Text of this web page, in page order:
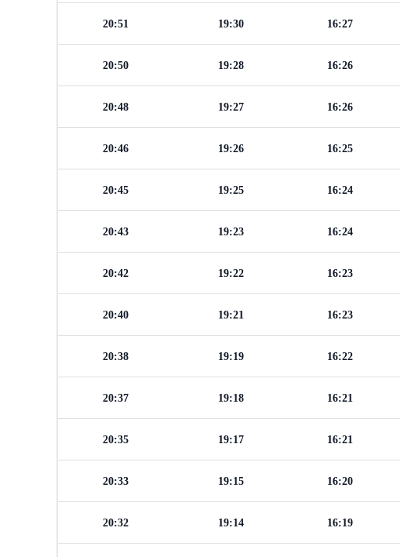
16:27
19:30
20:51
16:26
19:28
20:50
16:26
19:27
20:48
16:25
19:26
20:46
16:24
19:25
20:45
16:24
19:23
20:43
16:23
19:22
20:42
16:23
19:21
20:40
16:22
19:19
20:38
16:21
19:18
20:37
16:21
19:17
20:35
16:20
19:15
20:33
16:19
19:14
20:32